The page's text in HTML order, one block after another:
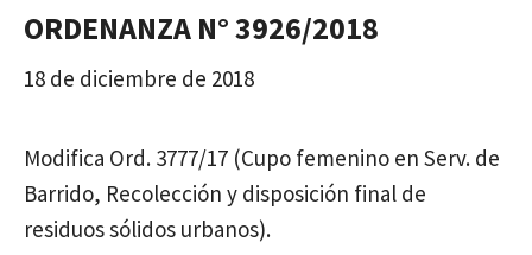
ORDENANZA N° 3926/2018
18 de diciembre de 2018
Modifica Ord. 3777/17 (Cupo femenino en Serv. de
Barrido, Recolección y disposición final de
residuos sólidos urbanos).